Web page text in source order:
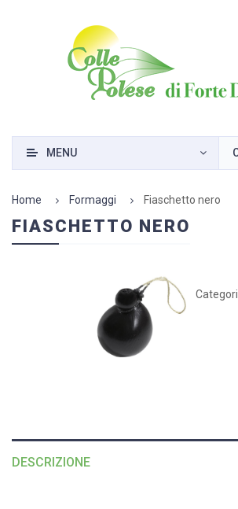
MENU
Home Formaggi Fiaschetto nero
FIASCHETTO NERO
DESCRIZIONE